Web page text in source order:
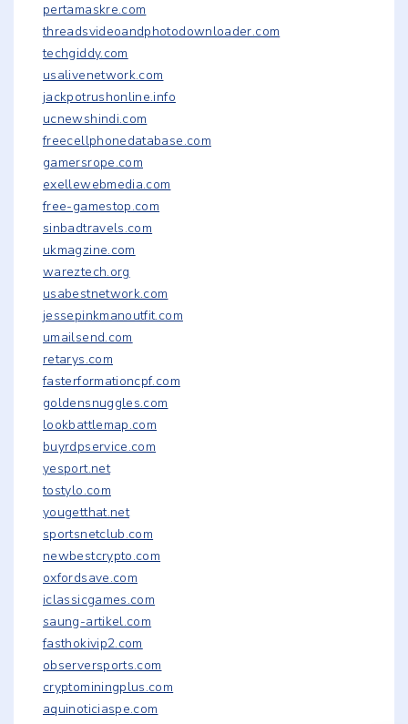
pertamaskre.com
threadsvideoandphotodownloader.com
techgiddy.com
usalivenetwork.com
jackpotrushonline.info
ucnewshindi.com
freecellphonedatabase.com
gamersrope.com
exellewebmedia.com
free-gamestop.com
sinbadtravels.com
ukmagzine.com
wareztech.org
usabestnetwork.com
jessepinkmanoutfit.com
umailsend.com
retarys.com
fasterformationcpf.com
goldensnuggles.com
lookbattlemap.com
buyrdpservice.com
yesport.net
tostylo.com
yougetthat.net
sportsnetclub.com
newbestcrypto.com
oxfordsave.com
iclassicgames.com
saung-artikel.com
fasthokivip2.com
observersports.com
cryptominingplus.com
aquinoticiaspe.com